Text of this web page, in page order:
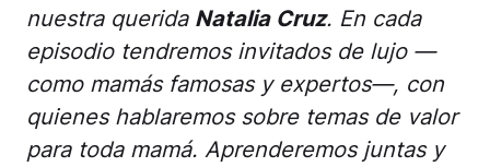
nuestra querida Natalia Cruz. En cada
episodio tendremos invitados de lujo —
como mamás famosas y expertos—, con
quienes hablaremos sobre temas de valor
para toda mamá. Aprenderemos juntas y